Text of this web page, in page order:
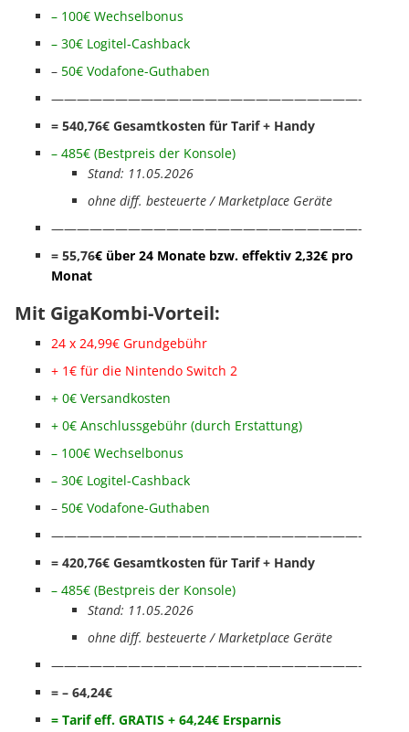
– 100€ Wechselbonus
– 30€ Logitel-Cashback
– 50€ Vodafone-Guthaben
————————————————————————-
= 540,76€ Gesamtkosten für Tarif + Handy
– 485€ (Bestpreis der Konsole)
Stand: 11.05.2026
ohne diff. besteuerte / Marketplace Geräte
————————————————————————-
= 55,76€ über 24 Monate bzw. effektiv 2,32€ pro
Monat
Mit GigaKombi-Vorteil:
24 x 24,99€ Grundgebühr
+ 1€ für die Nintendo Switch 2
+ 0€ Versandkosten
+ 0€ Anschlussgebühr (durch Erstattung)
– 100€ Wechselbonus
– 30€ Logitel-Cashback
– 50€ Vodafone-Guthaben
————————————————————————-
= 420,76€ Gesamtkosten für Tarif + Handy
– 485€ (Bestpreis der Konsole)
Stand: 11.05.2026
ohne diff. besteuerte / Marketplace Geräte
————————————————————————-
= – 64,24€
= Tarif eff. GRATIS + 64,24€ Ersparnis